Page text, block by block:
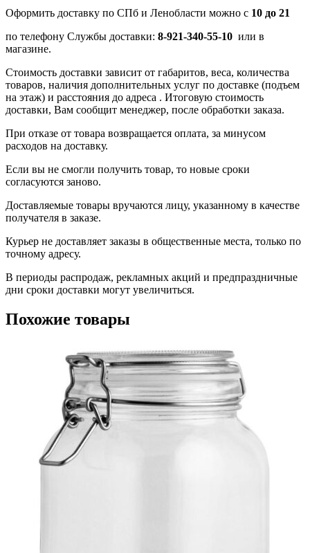
Оформить доставку по СПб и Ленобласти можно с 10 до 21
по телефону Службы доставки: 8-921-340-55-10 или в
магазине.
Стоимость доставки зависит от габаритов, веса, количества
товаров, наличия дополнительных услуг по доставке (подъем
на этаж) и расстояния до адреса . Итоговую стоимость
доставки, Вам сообщит менеджер, после обработки заказа.
При отказе от товара возвращается оплата, за минусом
расходов на доставку.
Если вы не смогли получить товар, то новые сроки
согласуются заново.
Доставляемые товары вручаются лицу, указанному в качестве
получателя в заказе.
Курьер не доставляет заказы в общественные места, только по
точному адресу.
В периоды распродаж, рекламных акций и предпраздничные
дни сроки доставки могут увеличиться.
Похожие товары